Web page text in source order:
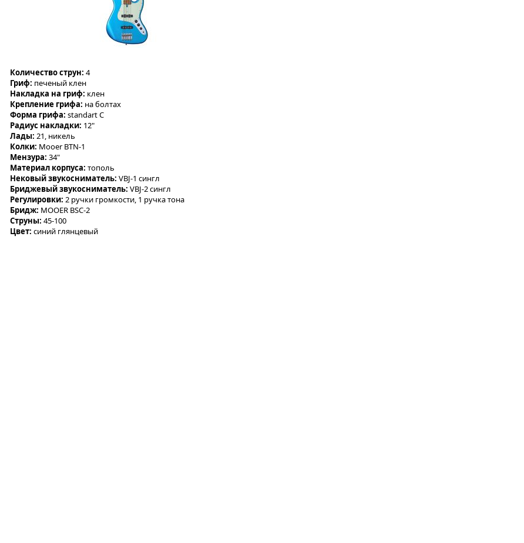
Количество струн: 4
Гриф: печеный клен
Накладка на гриф: клен
Крепление грифа: на болтах
Форма грифа: standart C
Радиус накладки: 12"
Лады: 21, никель
Колки: Mooer BTN-1
Мензура: 34"
Материал корпуса: тополь
Нековый звукосниматель: VBJ-1 сингл
Бриджевый звукосниматель: VBJ-2 сингл
Регулировки: 2 ручки громкости, 1 ручка тона
Бридж: MOOER BSC-2
Струны: 45-100
Цвет: синий глянцевый